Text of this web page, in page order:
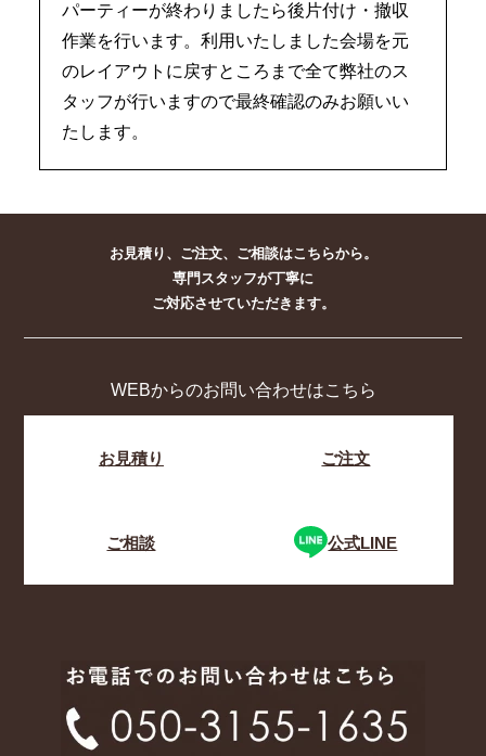
パーティーが終わりましたら後片付け・撤収
作業を行います。利用いたしました会場を元
のレイアウトに戻すところまで全て弊社のス
タッフが行いますので最終確認のみお願いい
たします。
お見積り、ご注文、ご相談はこちらから。
専門スタッフが丁寧に
ご対応させていただきます。
WEBからのお問い合わせはこちら
お見積り ご注文
ご相談 公式LINE